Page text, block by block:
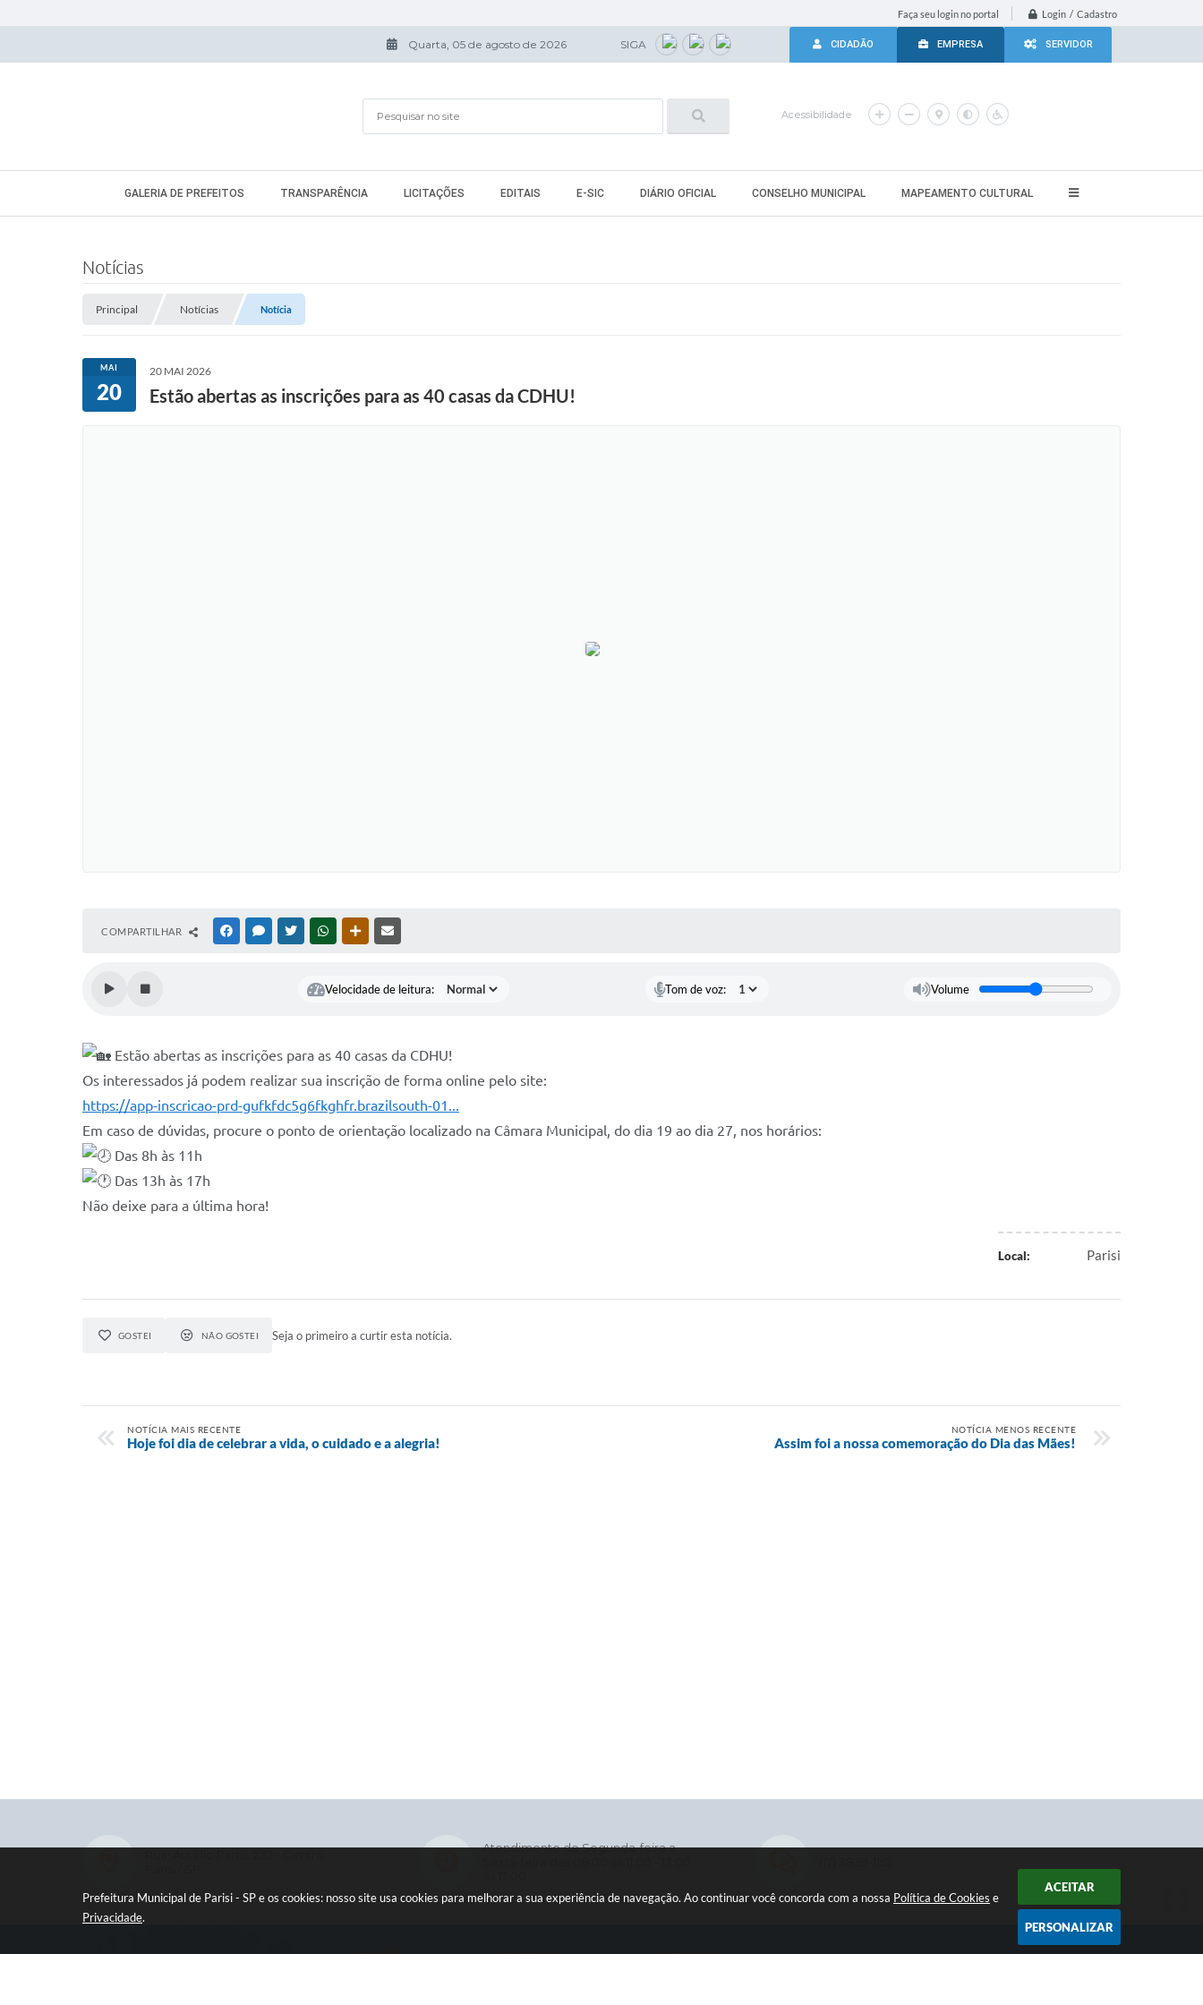
Prefeitura Municipal de Parisi - SP e os cookies: nosso site usa cookies para melhorar a sua experiência de navegação. Ao continuar você concorda com a nossa Política de Cookies e
Privacidade.
ACEITAR
PERSONALIZAR
Faça seu login no portal Login / Cadastro
CIDADÃO EMPRESA SERVIDOR
SIGA
Quarta, 05 de agosto de 2026
Acessibilidade
GALERIA DE PREFEITOS TRANSPARÊNCIA LICITAÇÕES EDITAIS E-SIC DIÁRIO OFICIAL CONSELHO MUNICIPAL MAPEAMENTO CULTURAL
Notícias
Principal Notícias Notícia
MAI
20
20 MAI 2026
Estão abertas as inscrições para as 40 casas da CDHU!
COMPARTILHAR FACEBOOKMESSENGER
TWITTERWHATSAPPOUTRAS MÍDIAS
Velocidade de leitura: Tom de voz: Volume
Estão abertas as inscrições para as 40 casas da CDHU!
Os interessados já podem realizar sua inscrição de forma online pelo site:
https://app-inscricao-prd-gufkfdc5g6fkghfr.brazilsouth-01...
Em caso de dúvidas, procure o ponto de orientação localizado na Câmara Municipal, do dia 19 ao dia 27, nos horários:
Das 8h às 11h
Das 13h às 17h
Não deixe para a última hora!
Local: Parisi
GOSTEI NÃO GOSTEI Seja o primeiro a curtir esta notícia.
NOTÍCIA MAIS RECENTE
Hoje foi dia de celebrar a vida, o cuidado e a alegria!
NOTÍCIA MENOS RECENTE
Assim foi a nossa comemoração do Dia das Mães!
Atendimento de Segunda-feira a
CIDADÃO EMPRESA SERVIDOR